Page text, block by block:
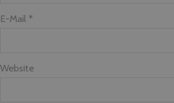
E-Mail *
Website